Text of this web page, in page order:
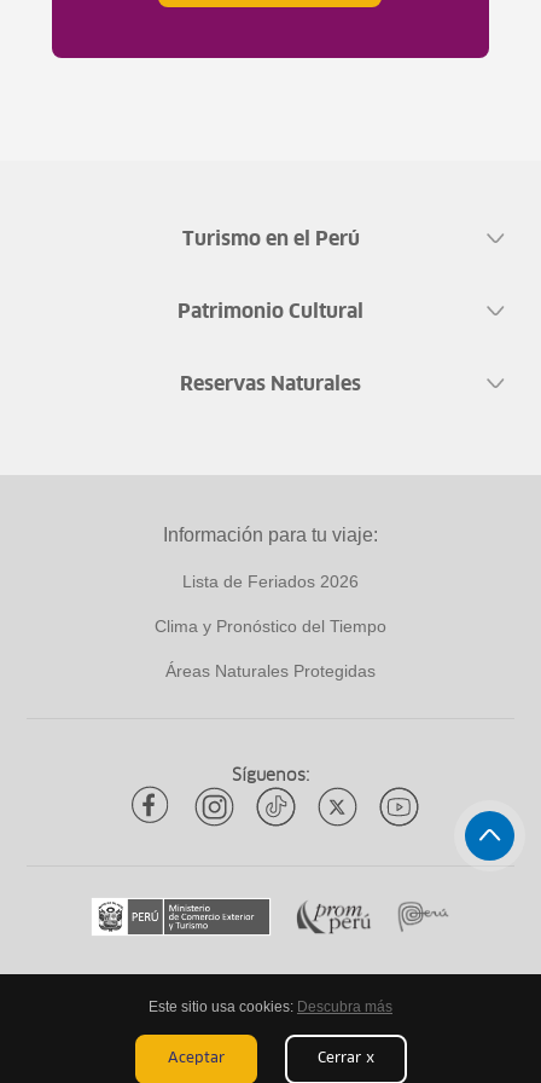
Turismo en el Perú
Patrimonio Cultural
Reservas Naturales
Información para tu viaje:
Lista de Feriados 2026
Clima y Pronóstico del Tiempo
Áreas Naturales Protegidas
Síguenos:
Todos los derechos reservadosytuqueplanes 2026
Este sitio usa cookies: Descubra más
Aceptar Cerrar x